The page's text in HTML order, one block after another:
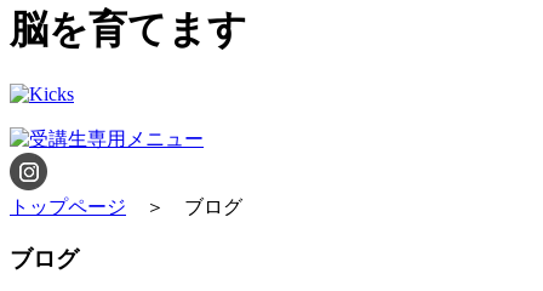
脳を育てます
トップページ ＞ ブログ
ブログ